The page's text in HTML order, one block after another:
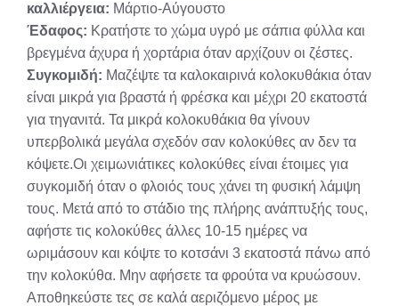
καλλιέργεια: Μάρτιο-Αύγουστο
Έδαφος: Κρατήστε το χώμα υγρό με σάπια φύλλα και
βρεγμένα άχυρα ή χορτάρια όταν αρχίζουν οι ζέστες.
Συγκομιδή: Μαζέψτε τα καλοκαιρινά κολοκυθάκια όταν
είναι μικρά για βραστά ή φρέσκα και μέχρι 20 εκατοστά
για τηγανιτά. Τα μικρά κολοκυθάκια θα γίνουν
υπερβολικά μεγάλα σχεδόν σαν κολοκύθες αν δεν τα
κόψετε.Οι χειμωνιάτικες κολοκύθες είναι έτοιμες για
συγκομιδή όταν ο φλοιός τους χάνει τη φυσική λάμψη
τους. Μετά από το στάδιο της πλήρης ανάπτυξής τους,
αφήστε τις κολοκύθες άλλες 10-15 ημέρες να
ωριμάσουν και κόψτε το κοτσάνι 3 εκατοστά πάνω από
την κολοκύθα. Μην αφήσετε τα φρούτα να κρυώσουν.
Αποθηκεύστε τες σε καλά αεριζόμενο μέρος με